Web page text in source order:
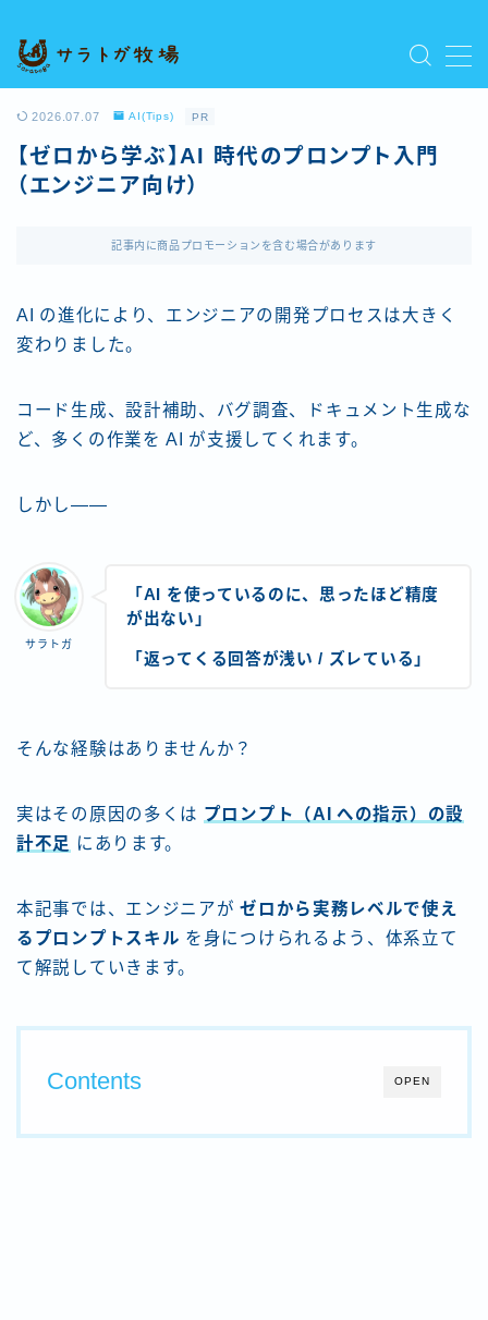
MENU
プライバシーポリシー
利用規約／特定商取引法に基づく表記
新着記事を読む
運営者情報
2026.07.07 AI(Tips) PR
【ゼロから学ぶ】AI 時代のプロンプト入門
（エンジニア向け）
記事内に商品プロモーションを含む場合があります
AI の進化により、エンジニアの開発プロセスは大きく
変わりました。
コード生成、設計補助、バグ調査、ドキュメント生成な
ど、多くの作業を AI が支援してくれます。
しかし——
サラトガ
「AI を使っているのに、思ったほど精度
が出ない」
「返ってくる回答が浅い / ズレている」
そんな経験はありませんか？
実はその原因の多くは プロンプト（AI への指示）の設
計不足 にあります。
本記事では、エンジニアがゼロから実務レベルで使え
るプロンプトスキル を身につけられるよう、体系立て
て解説していきます。
OPEN
Contents